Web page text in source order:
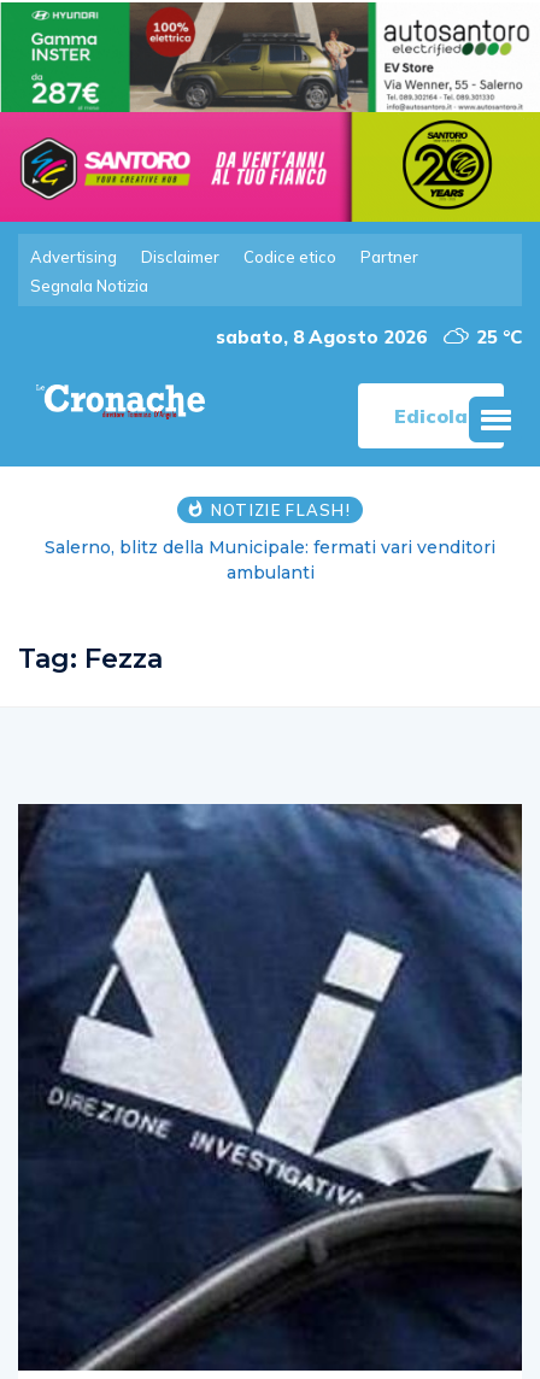
Advertising Disclaimer Codice etico
Partner
Segnala Notizia
sabato, 8 Agosto 2026 25 °C
Edicola
NOTIZIE FLASH!
Salerno, blitz della Municipale: fermati vari venditori
ambulanti
Tag: Fezza